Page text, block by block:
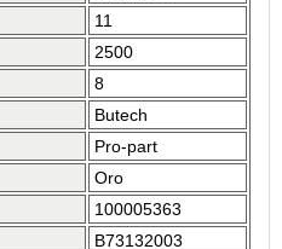
11
2500
8
Butech
Pro-part
Oro
100005363
B73132003